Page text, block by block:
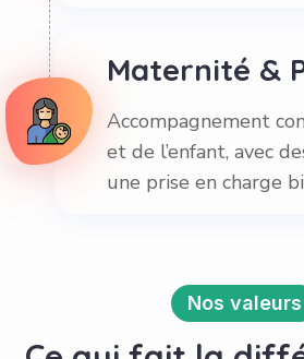
Maternité &
Accompagnement
et de l’enfant, avec
une prise en charge
Nos valeurs